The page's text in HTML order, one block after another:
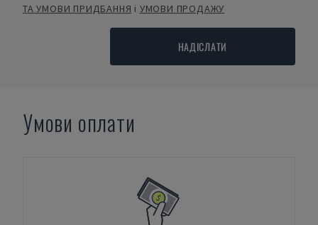
ТА УМОВИ ПРИДБАННЯ і УМОВИ ПРОДАЖУ
НАДІСЛАТИ
Умови оплати